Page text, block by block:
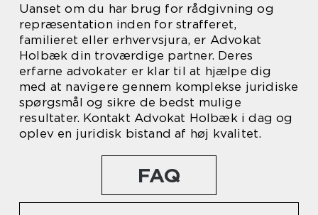
Uanset om du har brug for rådgivning og
repræsentation inden for strafferet,
familieret eller erhvervsjura, er Advokat
Holbæk din troværdige partner. Deres
erfarne advokater er klar til at hjælpe dig
med at navigere gennem komplekse juridiske
spørgsmål og sikre de bedst mulige
resultater. Kontakt Advokat Holbæk i dag og
oplev en juridisk bistand af høj kvalitet.
FAQ